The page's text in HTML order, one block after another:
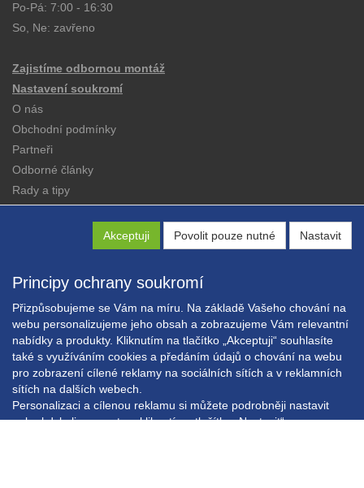
Akceptuji Povolit pouze nutné Nastavit
Principy ochrany soukromí
Přizpůsobujeme se Vám na míru. Na základě Vašeho chování na
webu personalizujeme jeho obsah a zobrazujeme Vám relevantní
nabídky a produkty. Kliknutím na tlačítko „Akceptuji“ souhlasíte
také s využíváním cookies a předáním údajů o chování na webu
pro zobrazení cílené reklamy na sociálních sítích a v reklamních
sítích na dalších webech.
Personalizaci a cílenou reklamu si můžete podrobněji nastavit
nebo kdykoli vypnout po kliknutí na tlačítko „Nastavit“.
Po-Pá: 7:00 - 16:30
So, Ne: zavřeno
Zajistíme odbornou montáž
Nastavení soukromí
O nás
Obchodní podmínky
Partneři
Odborné články
Rady a tipy
Copyright © EXPRESS ALARM Czech s.r.o.
Powered byABRA E-shop